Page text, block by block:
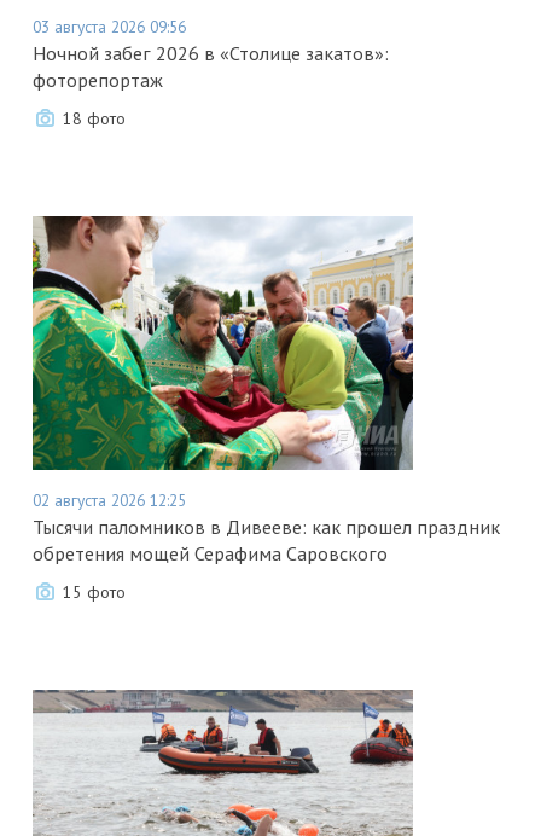
03 августа 2026 09:56
Ночной забег 2026 в «Столице закатов»:
фоторепортаж
18 фото
02 августа 2026 12:25
Тысячи паломников в Дивееве: как прошел праздник
обретения мощей Серафима Саровского
15 фото